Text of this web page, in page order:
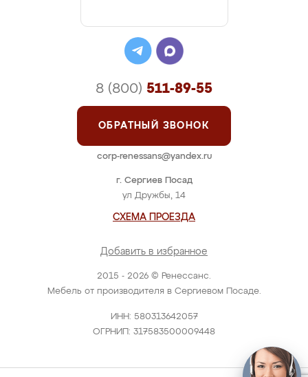
2015 - 2026 © Ренессанс.
Мебель от производителя в Сергиевом Посаде.
ИНН: 580313642057
ОГРНИП: 317583500009448
г. Сергиев Посад
ул Дружбы, 14
СХЕМА ПРОЕЗДА
Добавить в избранное
8 (800) 511-89-55
ОБРАТНЫЙ ЗВОНОК
corp-renessans@yandex.ru